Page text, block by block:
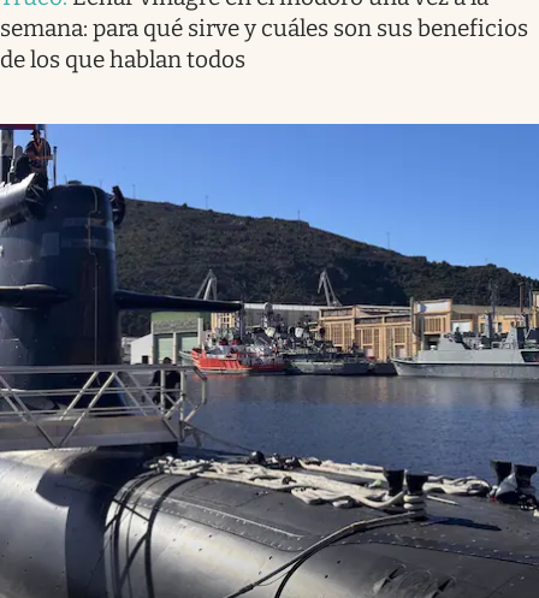
semana: para qué sirve y cuáles son sus beneficios
de los que hablan todos